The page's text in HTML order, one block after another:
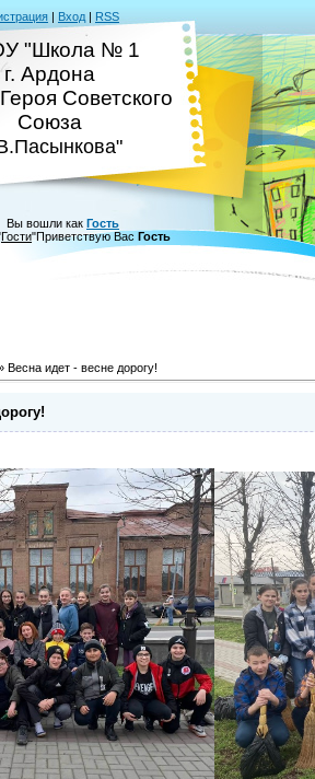
| Вход | RSS
"Школа № 1
г. Ардона
Советского
Союза
Вы вошли как Гость
Гости"Приветствую Вас Гость
Весна идет - весне дорогу!